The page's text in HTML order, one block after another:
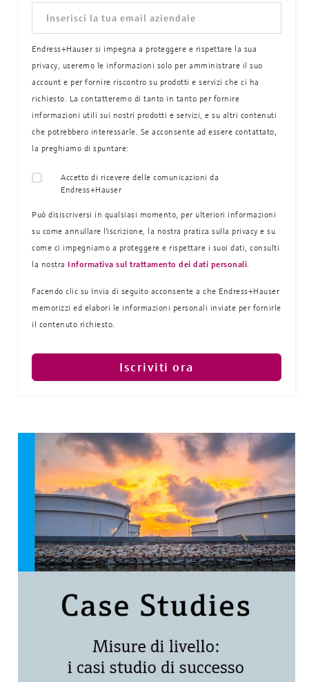
Endress+Hauser si impegna a proteggere e rispettare la sua
privacy, useremo le informazioni solo per amministrare il suo
account e per fornire riscontro su prodotti e servizi che ci ha
richiesto. La contatteremo di tanto in tanto per fornire
informazioni utili sui nostri prodotti e servizi, e su altri contenuti
che potrebbero interessarle. Se acconsente ad essere contattato,
la preghiamo di spuntare:
Accetto di ricevere delle comunicazioni da
Endress+Hauser
Può disiscriversi in qualsiasi momento, per ulteriori informazioni
su come annullare l'iscrizione, la nostra pratica sulla privacy e su
come ci impegniamo a proteggere e rispettare i suoi dati, consulti
la nostra Informativa sul trattamento dei dati personali.
Facendo clic su Invia di seguito acconsente a che Endress+Hauser
memorizzi ed elabori le informazioni personali inviate per fornirle
il contenuto richiesto.